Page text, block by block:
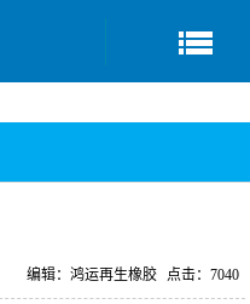
点击：7040
编辑：鸿运再生橡胶